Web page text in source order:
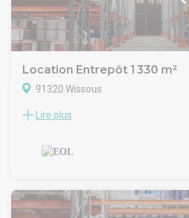
locaux récents et adaptables.
Pour toute information
Location Entrepôt 1 330 m²
91320 Wissous
Au sein d'un parc logistique, EOL vous
Entrepôt avec une belle hauteur sous
porte a quai, 1 rampe métallique.
Lire plus